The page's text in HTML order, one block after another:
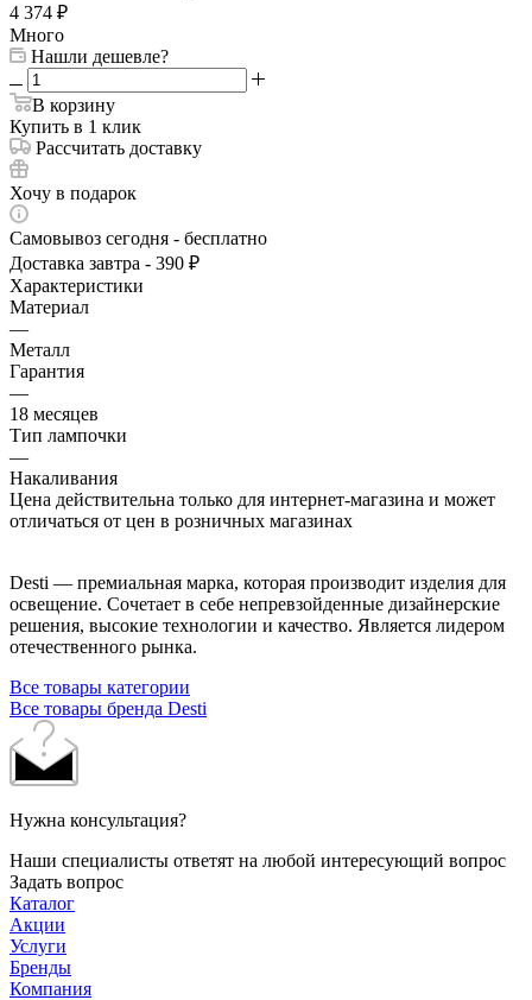
4 374 ₽
Много
Нашли дешевле?
В корзину
Купить в 1 клик
Рассчитать доставку
Хочу в подарок
Самовывоз сегодня - бесплатно
Доставка завтра - 390 ₽
Характеристики
Материал
—
Металл
Гарантия
—
18 месяцев
Тип лампочки
—
Накаливания
Цена действительна только для интернет-магазина и может
отличаться от цен в розничных магазинах
Desti — премиальная марка, которая производит изделия для
освещение. Сочетает в себе непревзойденные дизайнерские
решения, высокие технологии и качество. Является лидером
отечественного рынка.
Все товары категории
Все товары бренда Desti
Нужна консультация?
Наши специалисты ответят на любой интересующий вопрос
Задать вопрос
Каталог
Акции
Услуги
Бренды
Компания